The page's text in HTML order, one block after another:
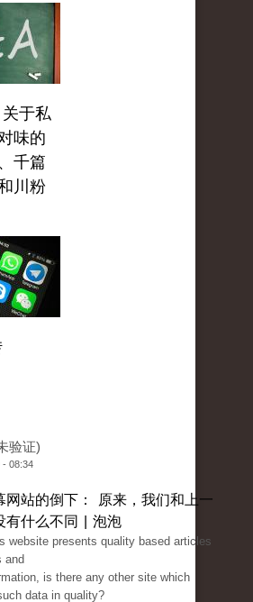
于私
味的
千篇
川粉
验证)
- 08:34
网站的倒下： 原来，我们和上一
有什么不同 | 泡泡
website presents quality based articles
and
is there any other site which
data in quality?